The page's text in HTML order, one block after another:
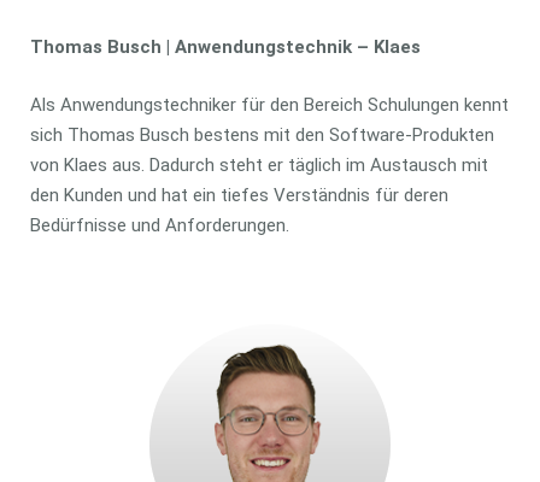
Thomas Busch | Anwendungstechnik – Klaes
Als Anwendungstechniker für den Bereich Schulungen kennt
sich Thomas Busch bestens mit den Software-Produkten
von Klaes aus. Dadurch steht er täglich im Austausch mit
den Kunden und hat ein tiefes Verständnis für deren
Bedürfnisse und Anforderungen.